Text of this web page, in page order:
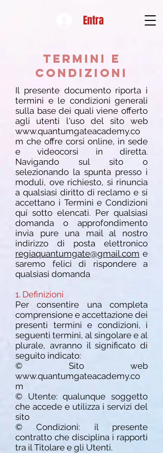
Entra
Termini e
condizioni
Il presente documento riporta i
termini e le condizioni generali
sulla base dei quali viene offerto
agli utenti l'uso del sito web
www.quantumgateacademy.co
m che offre corsi online, in sede
e videocorsi in diretta.
Navigando sul sito o
selezionando la spunta presso i
moduli, ove richiesto, si rinuncia
a qualsiasi diritto di reclamo e si
accettano i Termini e Condizioni
qui sotto elencati. Per qualsiasi
domanda o approfondimento
invia pure una mail al nostro
indirizzo di posta elettronico
regiaquantumgate@gmail.com e
saremo felici di rispondere a
qualsiasi domanda
1. Definizioni
Per consentire una completa
comprensione e accettazione dei
presenti termini e condizioni, i
seguenti termini, al singolare e al
plurale, avranno il significato di
seguito indicato:
© Sito web
www.quantumgateacademy.co
m
© Utente: qualunque soggetto
che accede e utilizza i servizi del
sito
© Condizioni: il presente
contratto che disciplina i rapporti
tra il Titolare e gli Utenti.